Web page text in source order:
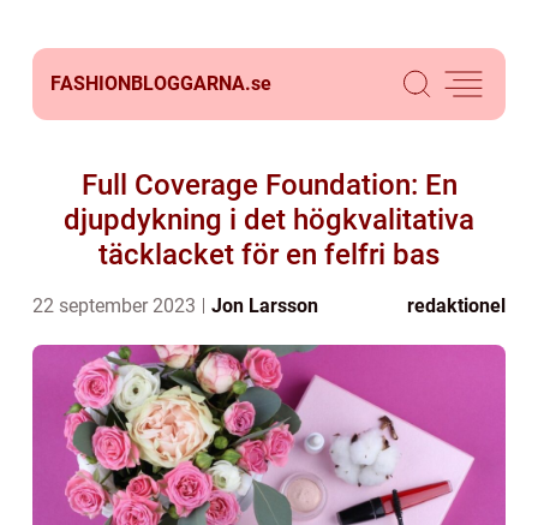
FASHIONBLOGGARNA.se
Full Coverage Foundation: En
djupdykning i det högkvalitativa
täcklacket för en felfri bas
22 september 2023 Jon Larsson redaktionel